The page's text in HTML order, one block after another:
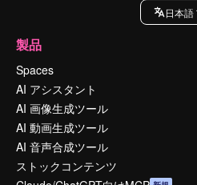
日本語
製品
Spaces
AI アシスタント
AI 画像生成ツール
AI 動画生成ツール
AI 音声合成ツール
ストックコンテンツ